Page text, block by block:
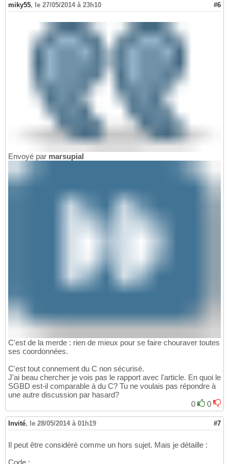
miky55, le 27/05/2014 à 23h10 #6
Envoyé par marsupial
C'est de la merde : rien de mieux pour se faire chouraver toutes
ses coordonnées.
C'est tout connement du C non sécurisé.
J'ai beau chercher je vois pas le rapport avec l'article. En quoi le
SGBD est-il comparable à du C? Tu ne voulais pas répondre à
une autre discussion par hasard?
0
0
Invité, le 28/05/2014 à 01h19 #7
Il peut être considéré comme un hors sujet. Mais je détaille :
Code :